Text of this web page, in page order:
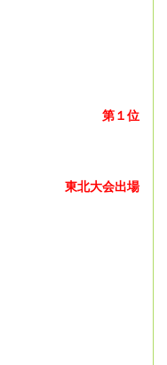
第１位
東北大会出場